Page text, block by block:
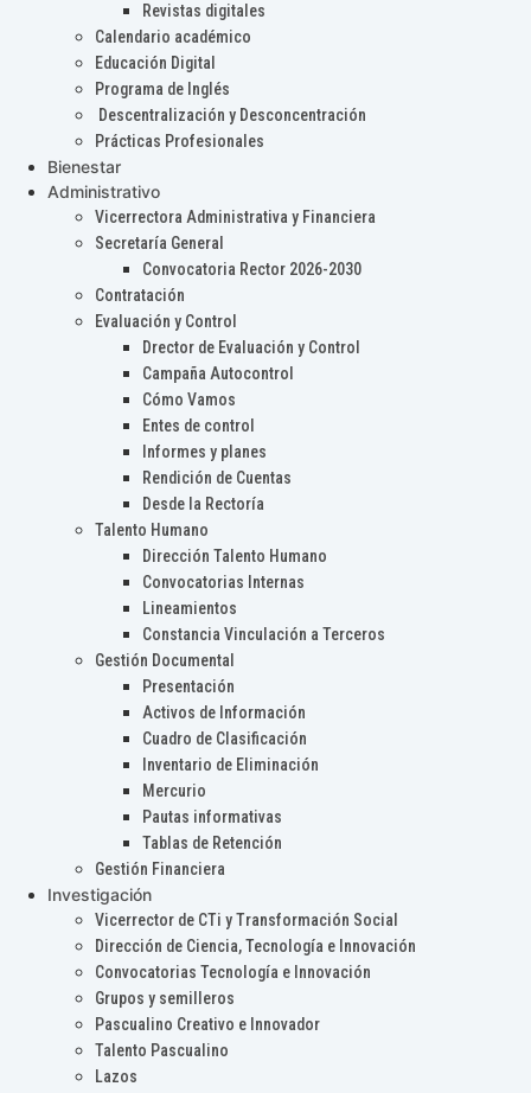
Revistas digitales
Calendario académico
Educación Digital
Programa de Inglés
Descentralización y Desconcentración
Prácticas Profesionales
Bienestar
Administrativo
Vicerrectora Administrativa y Financiera
Secretaría General
Convocatoria Rector 2026-2030
Contratación
Evaluación y Control
Drector de Evaluación y Control
Campaña Autocontrol
Cómo Vamos
Entes de control
Informes y planes
Rendición de Cuentas
Desde la Rectoría
Talento Humano
Dirección Talento Humano
Convocatorias Internas
Lineamientos
Constancia Vinculación a Terceros
Gestión Documental
Presentación
Activos de Información
Cuadro de Clasificación
Inventario de Eliminación
Mercurio
Pautas informativas
Tablas de Retención
Gestión Financiera
Investigación
Vicerrector de CTi y Transformación Social
Dirección de Ciencia, Tecnología e Innovación
Convocatorias Tecnología e Innovación
Grupos y semilleros
Pascualino Creativo e Innovador
Talento Pascualino
Lazos